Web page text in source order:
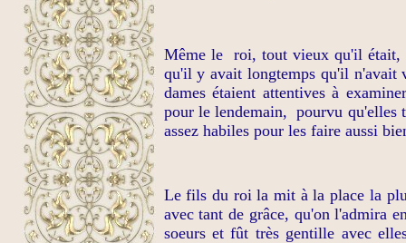
Même le
roi, tout vieux qu'il était,
qu'il y avait longtemps qu'il n'avait
dames étaient attentives à
pour le lendemain, pourvu qu'elles
assez habiles pour les faire aussi
Le fils du roi la mit à la place la
avec tant de grâce, qu'on l'admira
soeurs et fût très gentille avec